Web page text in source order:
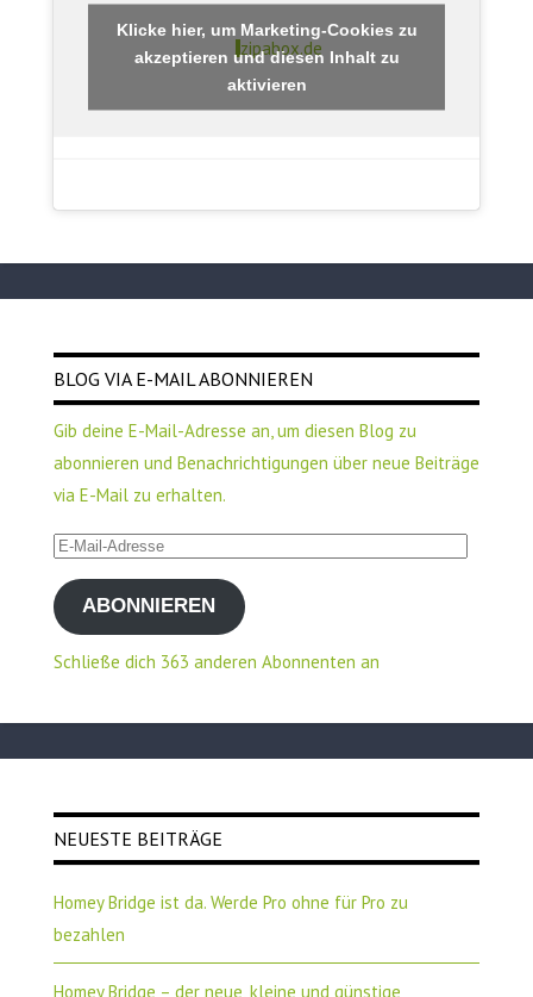
zipabox.de
Klicke hier, um Marketing-Cookies zu
akzeptieren und diesen Inhalt zu
aktivieren
BLOG VIA E-MAIL ABONNIEREN
Gib deine E-Mail-Adresse an, um diesen Blog zu
abonnieren und Benachrichtigungen über neue Beiträge
via E-Mail zu erhalten.
E-
Mail-
AdresseABONNIEREN
Schließe dich 363 anderen Abonnenten an
NEUESTE BEITRÄGE
Homey Bridge ist da. Werde Pro ohne für Pro zu
bezahlen
Homey Bridge – der neue, kleine und günstige